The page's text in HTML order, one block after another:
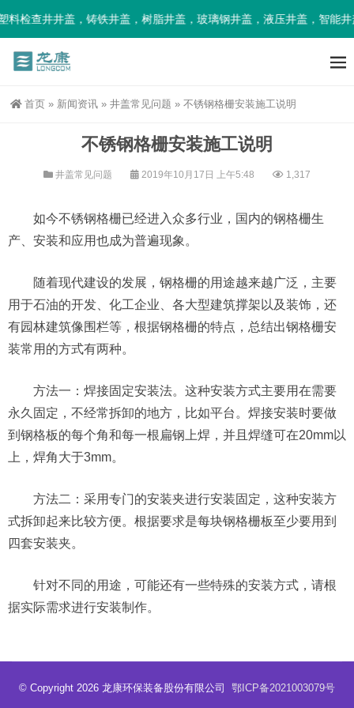
检查井井盖，铸铁井盖，树脂井盖，玻璃钢井盖，液压井盖，智能
首页 » 新闻资讯 » 井盖常见问题 » 不锈钢格栅安装施工说明
不锈钢格栅安装施工说明
井盖常见问题 2019年10月17日 上午5:48 1,317
如今不锈钢格栅已经进入众多行业，国内的钢格栅生
产、安装和应用也成为普遍现象。
随着现代建设的发展，钢格栅的用途越来越广泛，主要
用于石油的开发、化工企业、各大型建筑撑架以及装饰，还
有园林建筑像围栏等，根据钢格栅的特点，总结出钢格栅安
装常用的方式有两种。
方法一：焊接固定安装法。这种安装方式主要用在需要
永久固定，不经常拆卸的地方，比如平台。焊接安装时要做
到钢格板的每个角和每一根扁钢上焊，并且焊缝可在20mm以
上，焊角大于3mm。
方法二：采用专门的安装夹进行安装固定，这种安装方
式拆卸起来比较方便。根据要求是每块钢格栅板至少要用到
四套安装夹。
针对不同的用途，可能还有一些特殊的安装方式，请根
据实际需求进行安装制作。
© Copyright 2026 龙康环保装备股份有限公司 鄂ICP备2021003079号